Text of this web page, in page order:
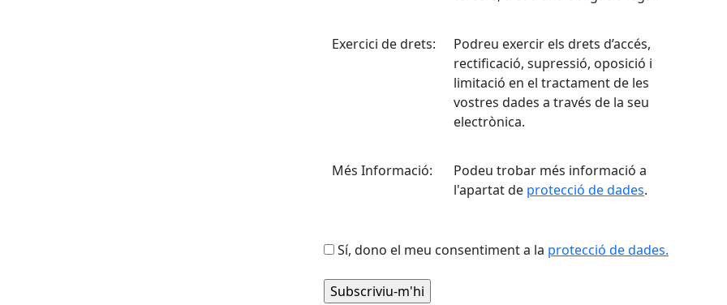
Exercici de drets:
Podreu exercir els drets d’accés,
rectificació, supressió, oposició i
limitació en el tractament de les
vostres dades a través de la seu
electrònica.
Més Informació:
Podeu trobar més informació a
l'apartat de protecció de dades.
Sí, dono el meu consentiment a la protecció de dades.